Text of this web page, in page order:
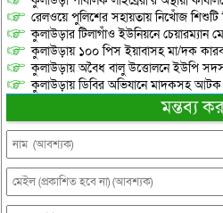
রেলওয়ে পুলিশের সহায়তায় নিখোঁজ
কুলাউড়ার টিলাগাঁও ইউনিয়নে চেয়ারম্যান
কুলাউড়ায় ১০০ পিস ইয়াবাসহ মা/দক
কুলাউড়ায় অবৈধ বালু উত্তোলনে ইউপি
কুলাউড়ায় ডিবির অভিযানে মাদকসহ
মন্তব্য